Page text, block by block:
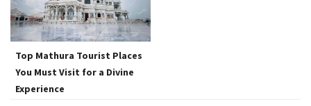
a
t
i
o
n
Top Mathura Tourist Places
You Must Visit for a Divine
Experience